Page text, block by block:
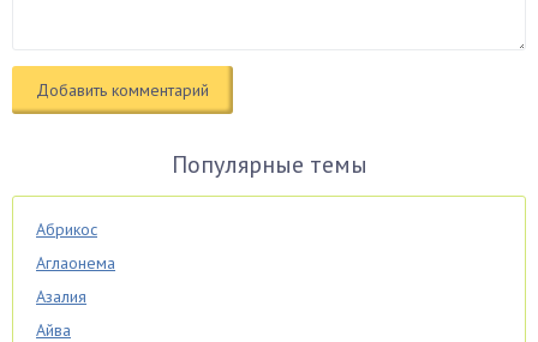
Популярные темы
Абрикос
Аглаонема
Азалия
Айва